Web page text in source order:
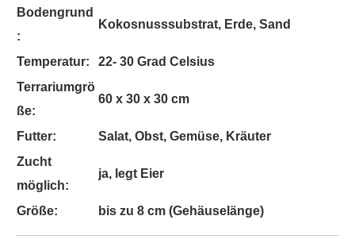
Bodengrund
:
Kokosnusssubstrat, Erde, Sand
Temperatur:
22- 30 Grad Celsius
Terrariumgrö
ße:
60 x 30 x 30 cm
Futter:
Salat, Obst, Gemüse, Kräuter
Zucht
möglich:
ja, legt Eier
Größe: bis zu 8 cm (Gehäuselänge)